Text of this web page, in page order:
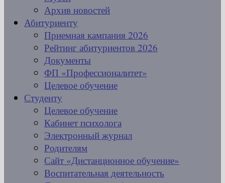
Архив новостей
Абитуриенту
Приемная кампания 2026
Рейтинг абитуриентов 2026
Документы
ФП «Профессионалитет»
Целевое обучение
Студенту
Целевое обучение
Кабинет психолога
Электронный журнал
Родителям
Сайт «Дистанционное обучение»
Воспитательная деятельность